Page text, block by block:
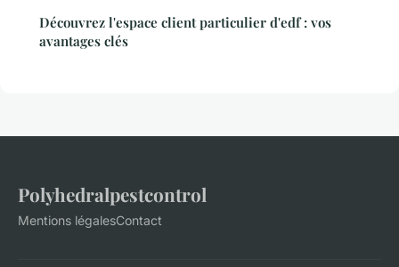
Découvrez l'espace client particulier d'edf : vos
avantages clés
Polyhedralpestcontrol
Mentions légalesContact